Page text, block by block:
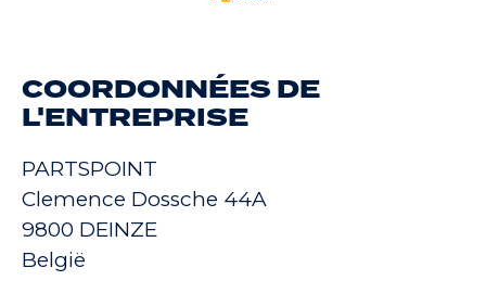
COORDONNÉES DE
L'ENTREPRISE
PARTSPOINT
Clemence Dossche 44A
9800 DEINZE
België